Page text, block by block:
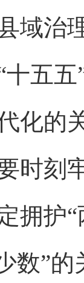
域治
十五
化的
时刻
拥护
数”